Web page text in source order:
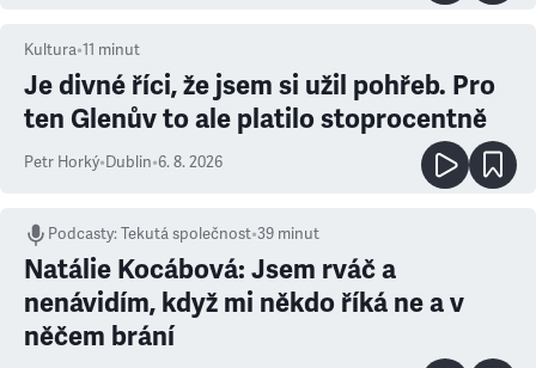
Kultura•11 minut
Je divné říci, že jsem si užil pohřeb. Pro
ten Glenův to ale platilo stoprocentně
Petr Horký•Dublin•6. 8. 2026
Podcasty:Tekutá společnost•39 minut
Natálie Kocábová: Jsem rváč a
nenávidím, když mi někdo říká ne a v
něčem brání